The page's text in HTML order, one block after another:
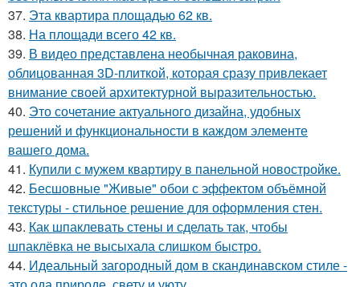
37. Эта квартира площадью 62 кв.
38. На площади всего 42 кв.
39. В видео представлена необычная раковина,
облицованная 3D-плиткой, которая сразу привлекает
внимание своей архитектурной выразительностью.
40. Это сочетание актуального дизайна, удобных
решений и функциональности в каждом элементе
вашего дома.
41. Купили с мужем квартиру в панельной новостройке.
42. Бесшовные "Живые" обои с эффектом объёмной
текстуры - стильное решение для оформления стен.
43. Как шпаклевать стены и сделать так, чтобы
шпаклёвка не высыхала слишком быстро.
44. Идеальный загородный дом в скандинавском стиле -